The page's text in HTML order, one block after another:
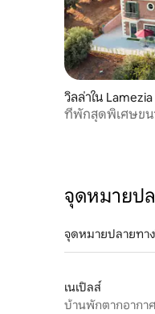
วิลล่าใน
ที่พักสุดพิเศษขน
จุดหมายป
จุดหมายปลายทา
เนเปิลส์
บ้านพักตากอากาศ